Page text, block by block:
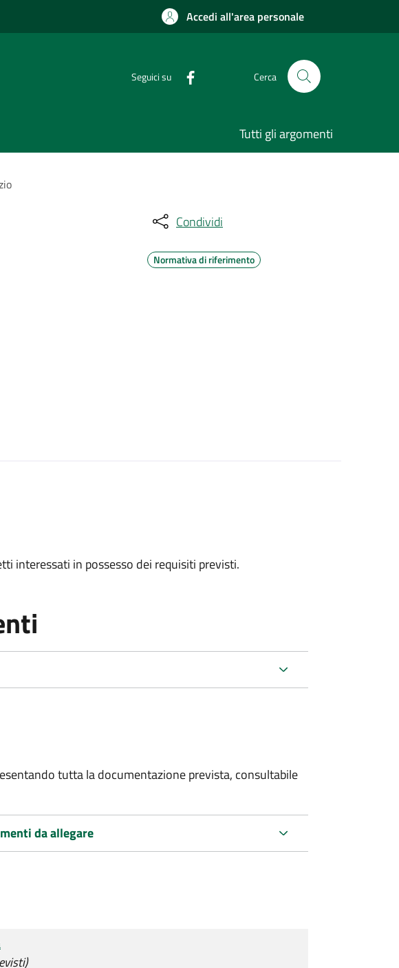
Accedi all'area personale
Seguici su Cerca
Tutti gli argomenti
Condividi
Normativa di riferimento
interessati in possesso dei requisiti previsti.
tutta la documentazione prevista, consultabile
da allegare